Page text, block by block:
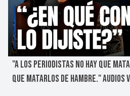
"A LOS PERIODISTAS NO HAY QUE
QUE MATARLOS DE HAMBRE." AUDIOS VUELVEN A PERSEGUIR A